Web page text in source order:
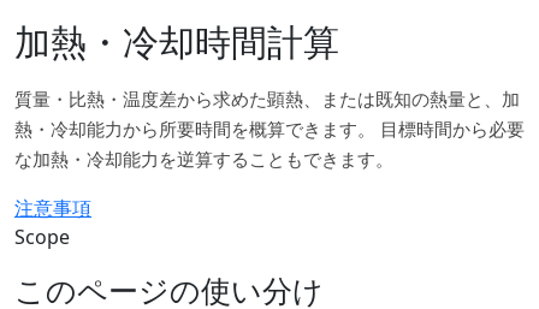
加熱・冷却時間計算
質量・比熱・温度差から求めた顕熱、または既知の熱量と、加
熱・冷却能力から所要時間を概算できます。 目標時間から必要
な加熱・冷却能力を逆算することもできます。
注意事項
Scope
このページの使い分け